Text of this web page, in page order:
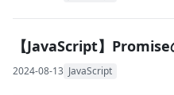
【JavaScript】
2024-08-13 JavaScript